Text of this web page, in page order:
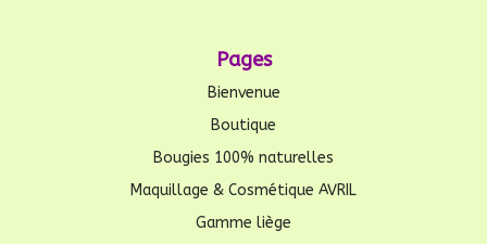
Pages
Bienvenue
Boutique
Bougies 100% naturelles
Maquillage & Cosmétique AVRIL
Gamme liège